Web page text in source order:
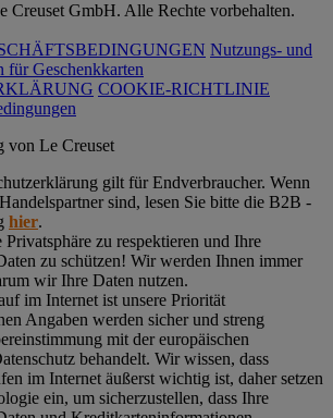
GmbH. Alle Rechte vorbehalten.
Nutzungs- und
für Geschenkkarten
COOKIE-RICHTLINIE
von Le Creuset
gilt für Endverbraucher. Wenn
sind, lesen Sie bitte die B2B -
hier.
zu respektieren und Ihre
zu schützen! Wir werden Ihnen immer
wir Ihre Daten nutzen.
im Internet ist unsere Priorität
Angaben werden sicher und streng
mit der europäischen
behandelt. Wir wissen, dass
im Internet äußerst wichtig ist, daher setzen
ein, um sicherzustellen, dass Ihre